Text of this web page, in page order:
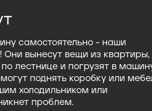
самостоятельно - наши
Они вынесут вещи из квартиры,
лестнице и погрузят в
поднять коробку или
холодильником или
проблем.